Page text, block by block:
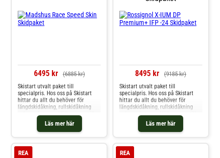
6495 kr (6885 kr)
Läs mer här
Skistart utvalt paket till
specialpris. Hos oss på Skistart
hittar du allt du behöver för
längdskidåkning, rullskidåkning
och mycket mer. Välkommen till
8495 kr (9185 kr)
Läs mer här
Skistart utvalt paket till
specialpris. Hos oss på Skistart
hittar du allt du behöver för
längdskidåkning, rullskidåkning
och mycket mer. Välkommen till
REA REA